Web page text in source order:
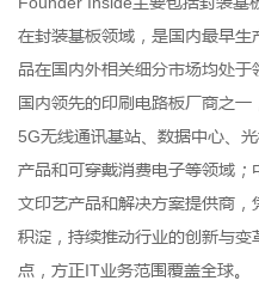
在封装基板领域，是国内最早
品在国内外相关细分市场均处
国内领先的印刷电路板厂商之一
5G无线通讯基站、数据中心、
产品和可穿戴消费电子等领域
文印艺产品和解决方案提供商
积淀，持续推动行业的创新与
点，方正IT业务范围覆盖全球。